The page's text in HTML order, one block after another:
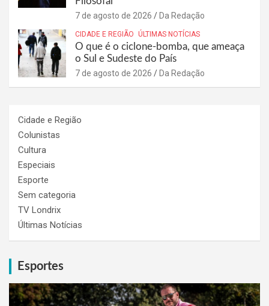
7 de agosto de 2026 Da Redação
CIDADE E REGIÃO ÚLTIMAS NOTÍCIAS
O que é o ciclone-bomba, que ameaça
o Sul e Sudeste do País
7 de agosto de 2026 Da Redação
Cidade e Região
Colunistas
Cultura
Especiais
Esporte
Sem categoria
TV Londrix
Últimas Notícias
Esportes